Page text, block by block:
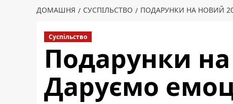
ДОМАШНЯ СУСПІЛЬСТВО ПОДАРУНКИ НА НОВИЙ
Суспільство
Подарунки
Даруємо